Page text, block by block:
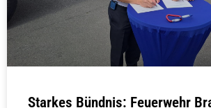
Starkes Bündnis: Feuerwehr